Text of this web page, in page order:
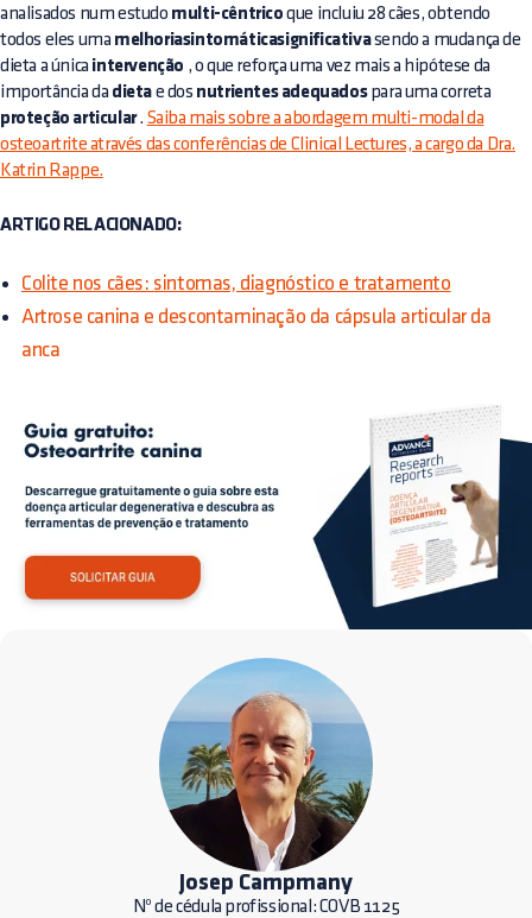
analisados num estudo multi-cêntrico que incluiu 28 cães, obtendo
todos eles uma melhoriasintomáticasignificativasendo a mudança de
dieta a única intervenção , o que reforça uma vez mais a hipótese da
importância da dieta e dos nutrientes adequadospara uma correta
proteção articular. Saiba mais sobre a abordagem multi-modal da
osteoartrite através das conferências de Clinical Lectures, a cargo da Dra.
Katrin Rappe.
ARTIGO RELACIONADO:
Colite nos cães: sintomas, diagnóstico e tratamento
Artrose canina e descontaminação da cápsula articular da
anca
Josep Campmany
Nº de cédula profissional: COVB 1125